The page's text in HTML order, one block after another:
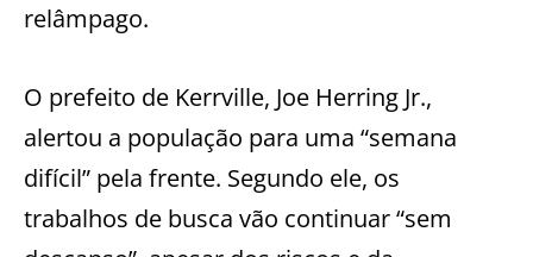
relâmpago.
O prefeito de Kerrville, Joe Herring Jr.,
alertou a população para uma “semana
difícil” pela frente. Segundo ele, os
trabalhos de busca vão continuar “sem